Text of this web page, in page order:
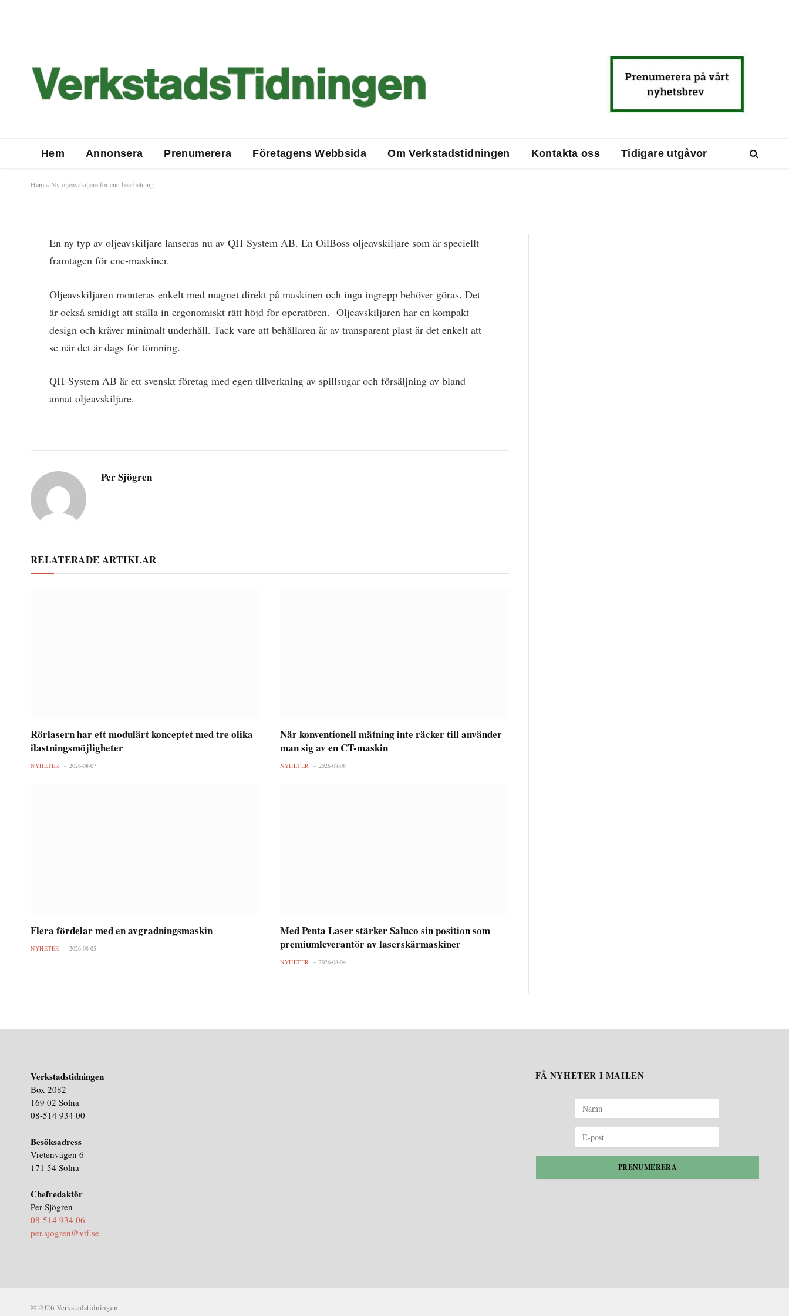
Hem Annonsera Prenumerera Företagens Webbsida Om Verkstadstidningen Kontakta oss Tidigare utgåvor
Hem » Ny oljeavskiljare för cnc-bearbetning
Ny oljeavskiljare för cnc-bearbetning
2017-04-04
En ny typ av oljeavskiljare lanseras nu av QH-System AB. En OilBoss oljeavskiljare som är speciellt
framtagen för cnc-maskiner.
Oljeavskiljaren monteras enkelt med magnet direkt på maskinen och inga ingrepp behöver göras. Det
är också smidigt att ställa in ergonomiskt rätt höjd för operatören. Oljeavskiljaren har en kompakt
design och kräver minimalt underhåll. Tack vare att behållaren är av transparent plast är det enkelt att
se när det är dags för tömning.
QH-System AB är ett svenskt företag med egen tillverkning av spillsugar och försäljning av bland
annat oljeavskiljare.
Per Sjögren
RELATERADE ARTIKLAR
Rörlasern har ett modulärt konceptet med tre olika
ilastningsmöjligheter
NYHETER 2026-08-07
När konventionell mätning inte räcker till använder
man sig av en CT-maskin
NYHETER 2026-08-06
Flera fördelar med en avgradningsmaskin
NYHETER 2026-08-05
Med Penta Laser stärker Saluco sin position som
premiumleverantör av laserskärmaskiner
NYHETER 2026-08-04
Verkstadstidningen
Box 2082
169 02 Solna
08-514 934 00
Besöksadress
Vretenvägen 6
171 54 Solna
Chefredaktör
Per Sjögren
08-514 934 06
per.sjogren@vtf.se
FÅ NYHETER I MAILEN
PRENUMERERA
© 2026 Verkstadstidningen